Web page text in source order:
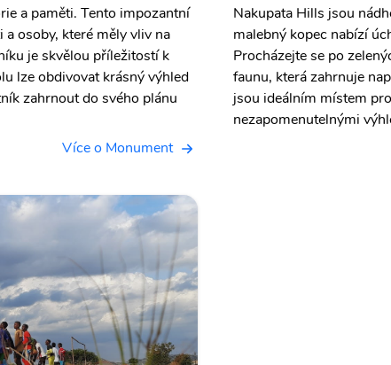
a paměti. Tento impozantní
osoby, které měly vliv na
je skvělou příležitostí k
lze obdivovat krásný výhled
zahrnout do svého plánu
Více o Monument
Nakupata Hills jsou
malebný kopec nabízí
Procházejte se po
faunu, která zahrnuje
jsou ideálním místem
nezapomenutelnými